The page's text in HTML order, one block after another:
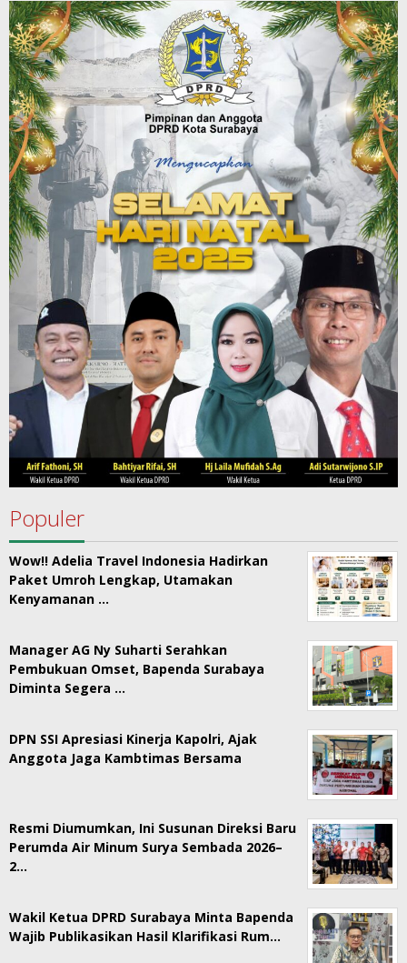
Populer
Wow!! Adelia Travel Indonesia Hadirkan
Paket Umroh Lengkap, Utamakan
Kenyamanan …
Manager AG Ny Suharti Serahkan
Pembukuan Omset, Bapenda Surabaya
Diminta Segera …
DPN SSI Apresiasi Kinerja Kapolri, Ajak
Anggota Jaga Kambtimas Bersama
Resmi Diumumkan, Ini Susunan Direksi Baru
Perumda Air Minum Surya Sembada 2026–
2…
Wakil Ketua DPRD Surabaya Minta Bapenda
Wajib Publikasikan Hasil Klarifikasi Rum…